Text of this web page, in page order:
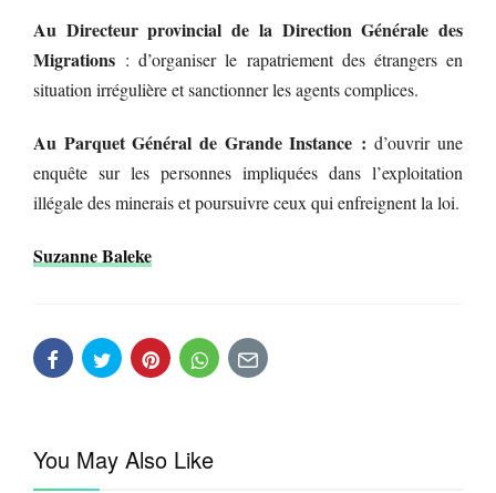
Au Directeur provincial de la Direction Générale des
Migrations : d’organiser le rapatriement des étrangers en
situation irrégulière et sanctionner les agents complices.
Au Parquet Général de Grande Instance : d’ouvrir une
enquête sur les personnes impliquées dans l’exploitation
illégale des minerais et poursuivre ceux qui enfreignent la loi.
Suzanne Baleke
You May Also Like